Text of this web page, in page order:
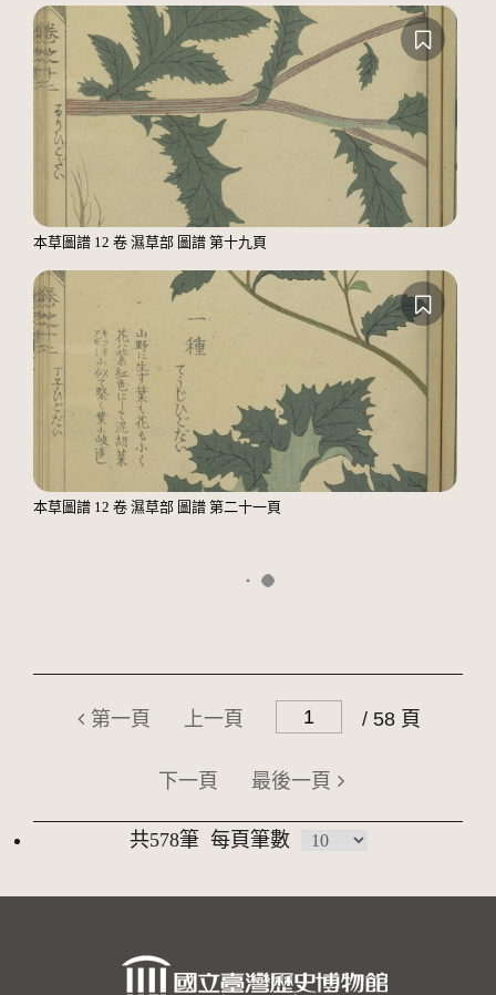
本草圖譜 12 卷 濕草部 圖譜 第十九頁
本草圖譜 12 卷 濕草部 圖譜 第二十一頁
第一頁 上一頁 / 58 頁
下一頁 最後一頁
共578筆 每頁筆數